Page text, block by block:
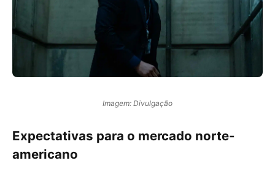
Imagem: Divulgação
Expectativas para o mercado norte-
americano